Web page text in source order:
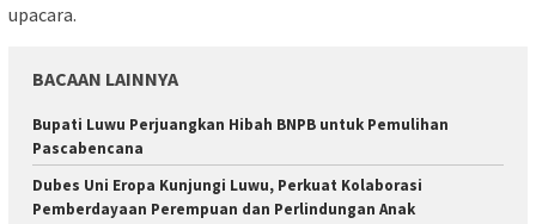
upacara.
BACAAN LAINNYA
Bupati Luwu Perjuangkan Hibah BNPB untuk Pemulihan
Pascabencana
Dubes Uni Eropa Kunjungi Luwu, Perkuat Kolaborasi
Pemberdayaan Perempuan dan Perlindungan Anak